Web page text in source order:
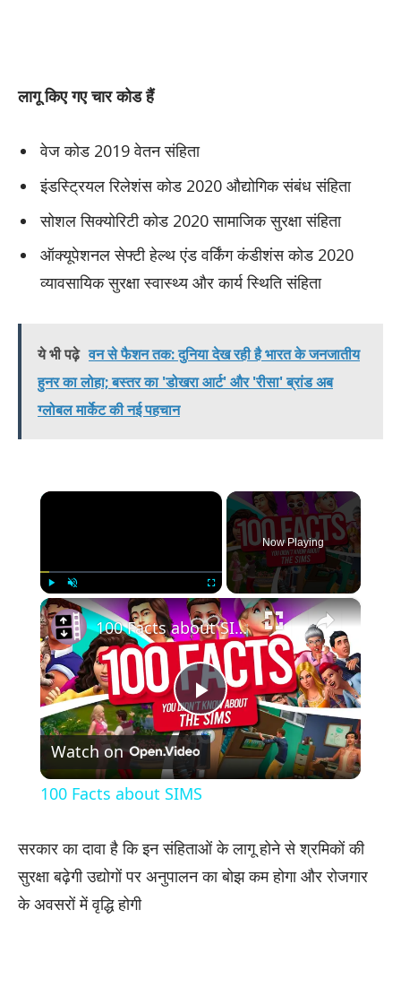
लागू किए गए चार कोड हैं
वेज कोड 2019 वेतन संहिता
इंडस्ट्रियल रिलेशंस कोड 2020 औद्योगिक संबंध संहिता
सोशल सिक्योरिटी कोड 2020 सामाजिक सुरक्षा संहिता
ऑक्यूपेशनल सेफ्टी हेल्थ एंड वर्किंग कंडीशंस कोड 2020
व्यावसायिक सुरक्षा स्वास्थ्य और कार्य स्थिति संहिता
ये भी पढ़े वन से फैशन तक: दुनिया देख रही है भारत के जनजातीय
हुनर का लोहा; बस्तर का 'डोखरा आर्ट' और 'रीसा' ब्रांड अब
ग्लोबल मार्केट की नई पहचान
×
Play Unmute Fullscreen
Now Playing
×
Play
Video
100 Facts about SIMS
Watch on
100 Facts about SIMS
सरकार का दावा है कि इन संहिताओं के लागू होने से श्रमिकों की
सुरक्षा बढ़ेगी उद्योगों पर अनुपालन का बोझ कम होगा और रोजगार
के अवसरों में वृद्धि होगी